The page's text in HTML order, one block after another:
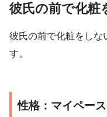
彼氏の前で化粧
彼氏の前で化粧をしな
す。
性格：マイペー